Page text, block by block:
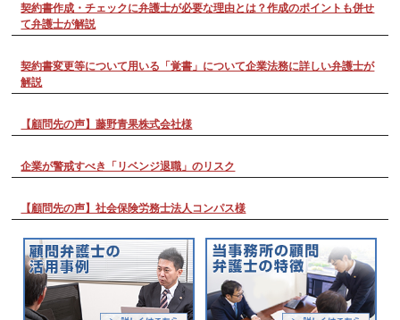
契約書作成・チェックに弁護士が必要な理由とは？作成のポイントも併せ
て弁護士が解説
契約書変更等について用いる「覚書」について企業法務に詳しい弁護士が
解説
【顧問先の声】藤野青果株式会社様
企業が警戒すべき「リベンジ退職」のリスク
【顧問先の声】社会保険労務士法人コンパス様